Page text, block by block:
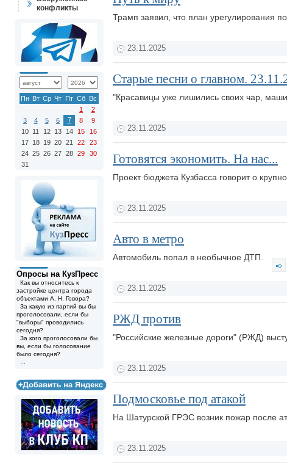
конфликты
Пн Вт Ср Чт Пт Сб Вс
1
2
3
4 5 6 7 8
9
10 11 12 13 14 15
16
17 18 19 20 21 22
23
24 25 26 27 28 29
30
31
Опросы на КузПресс
Как вы относитесь к
застройке центра города
объектами А. Н. Говора?
За какую из партий вы бы
проголосовали, если бы
"выборы" проводились
сегодня?
За кого проголосовали бы
вы, если бы голосование
было сегодня?
Трамп заявил, что план урегулирования
23.11.2025
Старые песни о главном.
"Красавицы уже лишились своих чар,
23.11.2025
Готовятся экономить. На нас...
Проект бюджета Кузбасса говорит о
23.11.2025
Авто в метро
Автомобиль попал в необычное ДТП.
23.11.2025
РЖД против
"Российские железные дороги" (РЖД)
23.11.2025
Подмосковье под атакой
На Шатурской ГРЭС возник пожар после
23.11.2025